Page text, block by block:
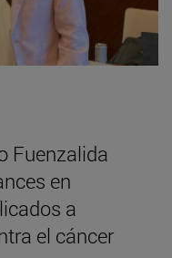
Fuenzalida
en
a
el cáncer